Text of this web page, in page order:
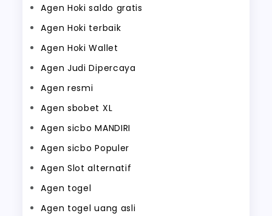
Agen Hoki saldo gratis
Agen Hoki terbaik
Agen Hoki Wallet
Agen Judi Dipercaya
Agen resmi
Agen sbobet XL
Agen sicbo MANDIRI
Agen sicbo Populer
Agen Slot alternatif
Agen togel
Agen togel uang asli